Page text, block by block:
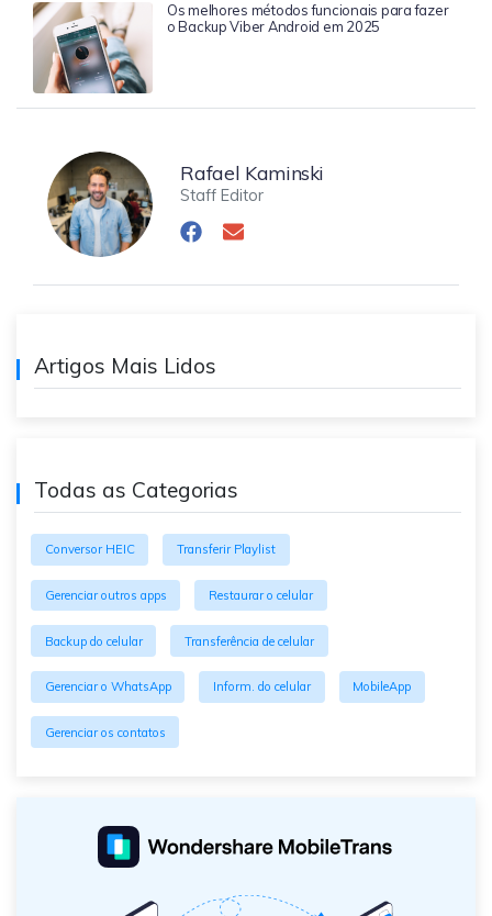
Os melhores métodos funcionais para fazer
o Backup Viber Android em 2025
Rafael Kaminski
Staff Editor
Artigos Mais Lidos
Todas as Categorias
Conversor HEIC Transferir Playlist
Gerenciar outros apps Restaurar o celular
Backup do celular Transferência de celular
Gerenciar o WhatsApp Inform. do celular MobileApp
Gerenciar os contatos